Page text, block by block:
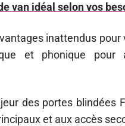
van idéal selon vos
inattendus
et phonique
des portes blindées
et aux accès